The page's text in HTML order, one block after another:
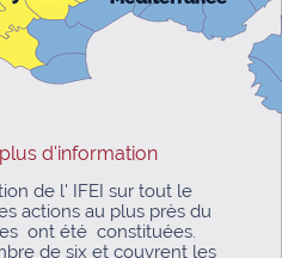
d'information
de l' IFEI sur tout le
actions au plus près du
ont été constituées.
de six et couvrent les